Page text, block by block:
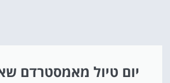
יום טיול מאמסטרדם